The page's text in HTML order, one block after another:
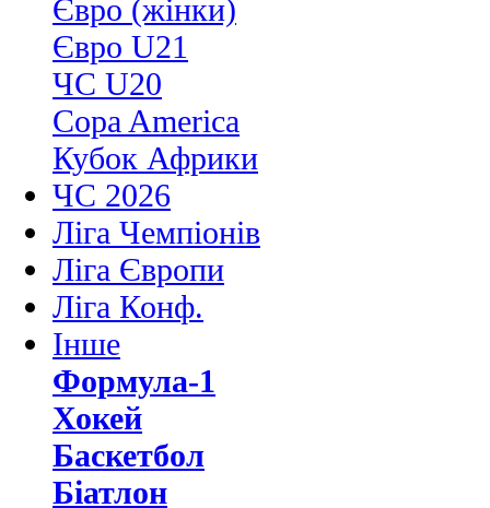
Євро (жінки)
Євро U21
ЧС U20
Copa America
Кубок Африки
ЧС 2026
Ліга Чемпіонів
Ліга Європи
Ліга Конф.
Інше
Формула-1
Хокей
Баскетбол
Біатлон